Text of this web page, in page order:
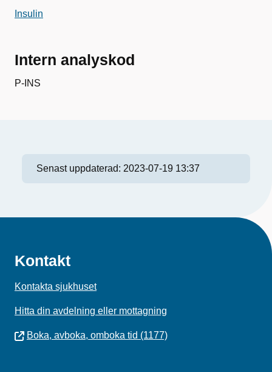
Insulin
Intern analyskod
P-INS
Senast uppdaterad: 2023-07-19 13:37
Kontakt
Kontakta sjukhuset
Hitta din avdelning eller mottagning
Boka, avboka, omboka tid (1177)